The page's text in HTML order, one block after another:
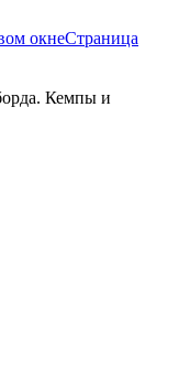
окнеСтраница
Кемпы и